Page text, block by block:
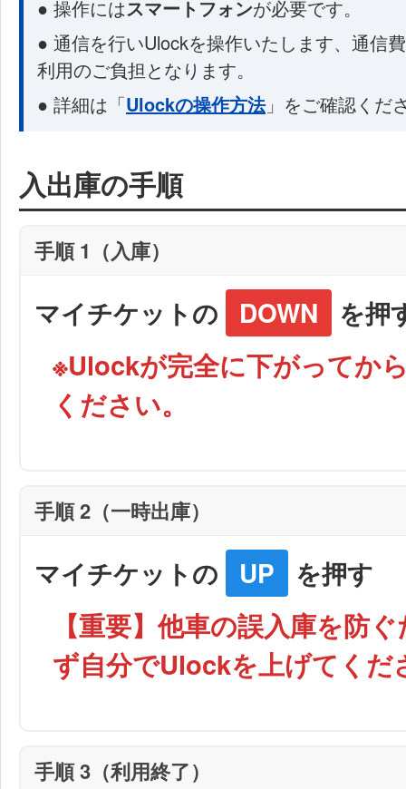
● 操作にはスマートフォンが必要です。
● 通信を行いUlockを操作いたします、通信
利用のご負担となります。
● 詳細は「Ulockの操作方法」をご確認くだ
入出庫の手順
手順 1（入庫）
マイチケットの DOWN を押
※Ulockが完全に下がってか
ください。
手順 2（一時出庫）
マイチケットの UP を押す
【重要】他車の誤入庫を防
ず自分でUlockを上げてくだ
手順 3（利用終了）